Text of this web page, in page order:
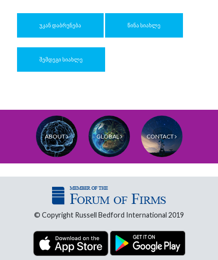
ᲣᲙᲐᲜ ᲓᲐᲑᲠᲣᲜᲔᲑᲐ ᲬᲘᲜᲐ ᲡᲘᲐᲮᲚᲔ
ᲨᲔᲛᲓᲔᲒᲘ ᲡᲘᲐᲮᲚᲔ
ABOUT GLOBAL CONTACT
© Copyright Russell Bedford International 2019